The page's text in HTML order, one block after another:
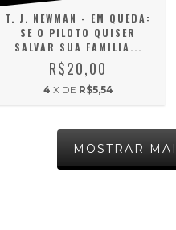
T. J. NEWMAN - EM QUEDA:
SE O PILOTO QUISER
SALVAR SUA FAMILIA...
R$20,00
4 X DE R$5,54
MOSTRAR